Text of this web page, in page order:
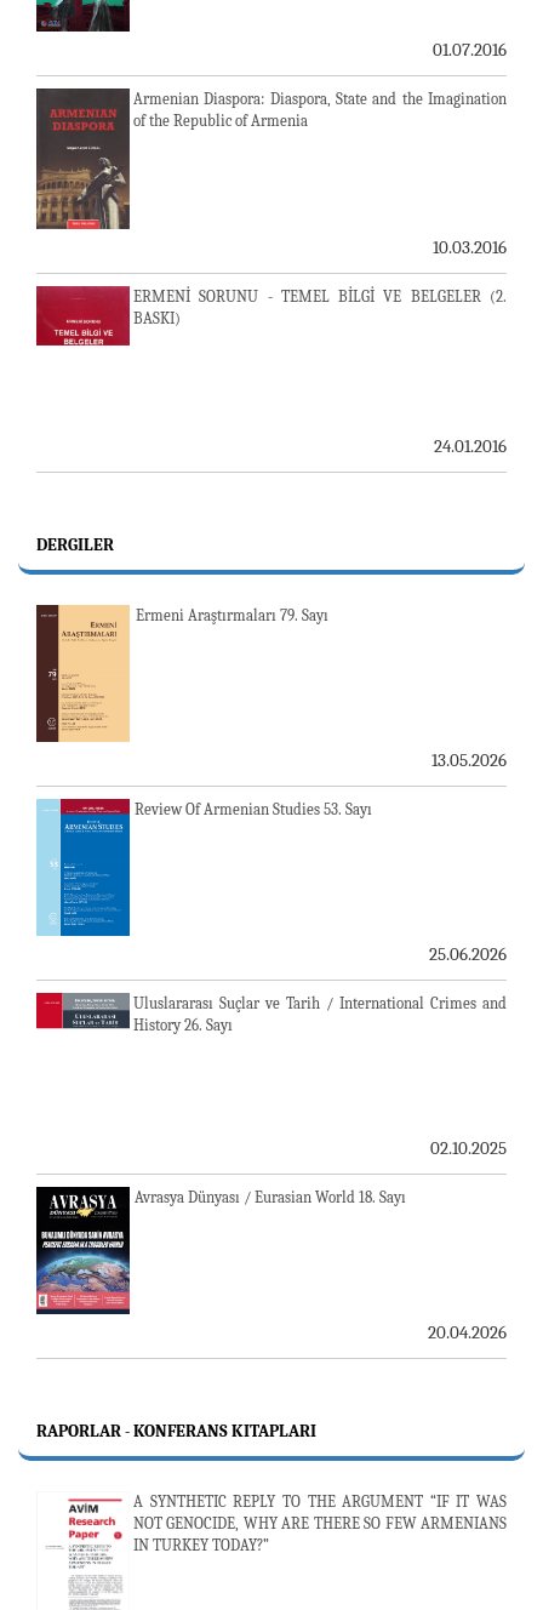
01.07.2016
Armenian Diaspora: Diaspora, State and the Imagination
of the Republic of Armenia
10.03.2016
ERMENİ SORUNU - TEMEL BİLGİ VE BELGELER (2.
BASKI)
24.01.2016
DERGILER
Ermeni Araştırmaları 79. Sayı
13.05.2026
Review Of Armenian Studies 53. Sayı
25.06.2026
Uluslararası Suçlar ve Tarih / International Crimes and
History 26. Sayı
02.10.2025
Avrasya Dünyası / Eurasian World 18. Sayı
20.04.2026
RAPORLAR - KONFERANS KITAPLARI
A SYNTHETIC REPLY TO THE ARGUMENT “IF IT WAS
NOT GENOCIDE, WHY ARE THERE SO FEW ARMENIANS
IN TURKEY TODAY?”